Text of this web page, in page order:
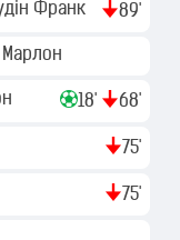
Франк 89'
Марлон
18' 68'
75'
75'